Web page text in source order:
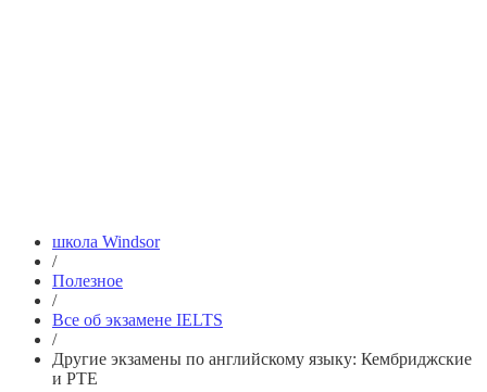
школа Windsor
/
Полезное
/
Все об экзамене IELTS
/
Другие экзамены по английскому языку: Кембриджские
и PTE